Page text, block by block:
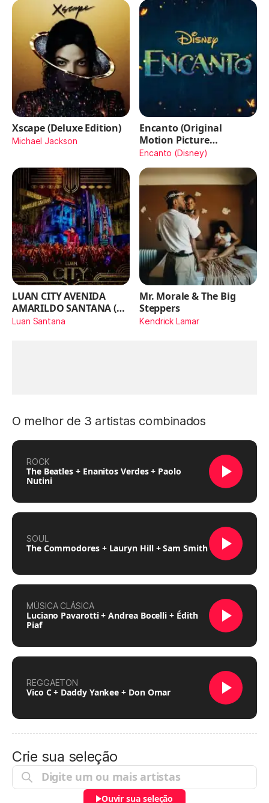
Xscape (Deluxe Edition)
Michael Jackson
Encanto (Original
Motion Picture
Soundtrack)
Encanto (Disney)
LUAN CITY AVENIDA
AMARILDO SANTANA (Ao
Vivo)
Luan Santana
Mr. Morale & The Big
Steppers
Kendrick Lamar
O melhor de 3 artistas combinados
ROCK
The Beatles + Enanitos Verdes + Paolo
Nutini
SOUL
The Commodores + Lauryn Hill + Sam Smith
MÚSICA CLÁSICA
Luciano Pavarotti + Andrea Bocelli + Édith
Piaf
REGGAETON
Vico C + Daddy Yankee + Don Omar
Crie sua seleção
Ouvir sua seleção